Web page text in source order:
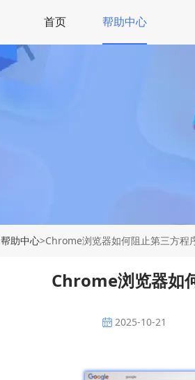
首页 帮助中心
帮助中心>Chrome浏览器如何阻止第三方程
Chrome浏览器如
2025-10-21